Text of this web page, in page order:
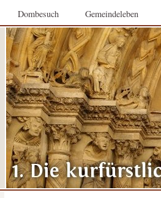
Dombesuch Gemeindeleben